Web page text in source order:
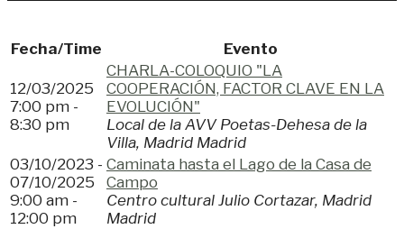
Fecha/Time Evento
12/03/2025
7:00 pm -
8:30 pm
CHARLA-COLOQUIO "LA
COOPERACIÓN, FACTOR CLAVE EN LA
EVOLUCIÓN"
Local de la AVV Poetas-Dehesa de la
Villa, Madrid Madrid
03/10/2023 -
07/10/2025
9:00 am -
12:00 pm
Caminata hasta el Lago de la Casa de
Campo
Centro cultural Julio Cortazar, Madrid
Madrid